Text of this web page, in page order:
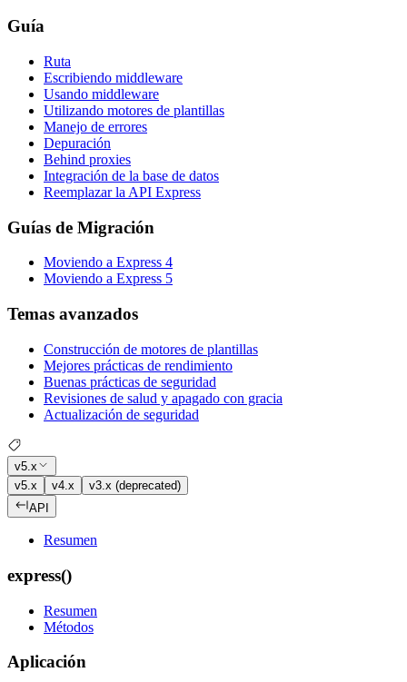
Guía
Ruta
Escribiendo middleware
Usando middleware
Utilizando motores de plantillas
Manejo de errores
Depuración
Behind proxies
Integración de la base de datos
Reemplazar la API Express
Guías de Migración
Moviendo a Express 4
Moviendo a Express 5
Temas avanzados
Construcción de motores de plantillas
Mejores prácticas de rendimiento
Buenas prácticas de seguridad
Revisiones de salud y apagado con gracia
Actualización de seguridad
v5.x
v5.x
v4.x
v3.x (deprecated)
API
Resumen
express()
Resumen
Métodos
Aplicación